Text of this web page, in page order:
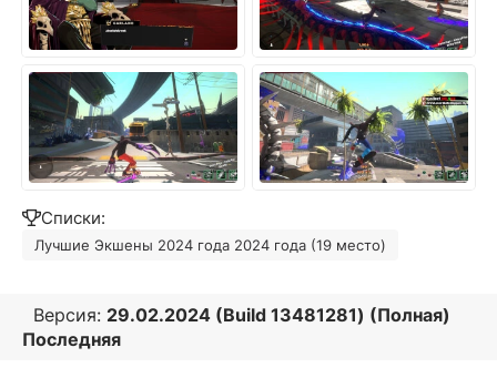
Списки:
Лучшие Экшены 2024 года 2024 года (19 место)
Версия: 29.02.2024 (Build 13481281) (Полная)
Последняя